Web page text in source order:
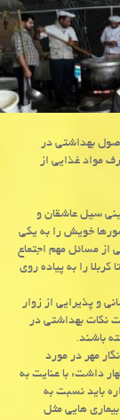
بهداشتی در
مواد غذایی از
سیل عاشقان و
خویش را به یكی
مسائل مهم اجتماع
را به پیاده روی
و پذیرایی از زوار
نكات بهداشتی در
باشند.
مهر در مورد
داشت: با عنایت به
باید نسبت به
هایی مثل